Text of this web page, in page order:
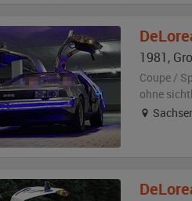
1981,
Coupe /
ohne